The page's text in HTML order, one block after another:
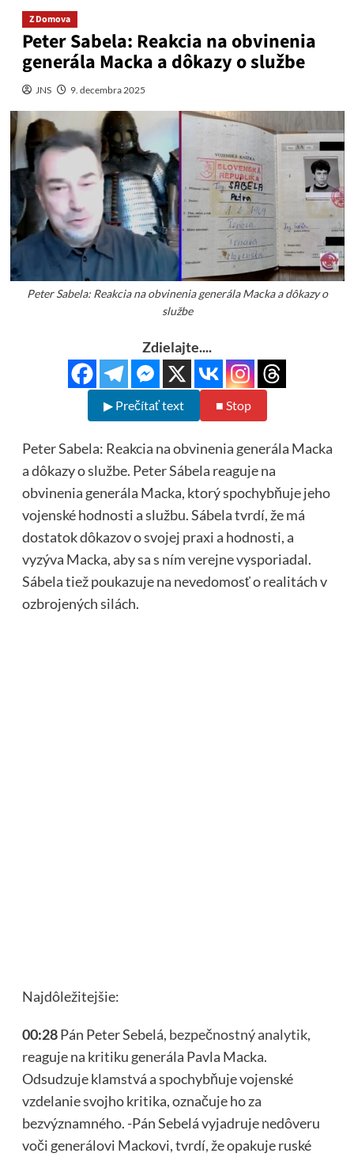
Z Domova
Peter Sabela: Reakcia na obvinenia
generála Macka a dôkazy o službe
JNS 9. decembra 2025
Peter Sabela: Reakcia na obvinenia generála Macka a dôkazy o
službe
Zdielajte....
▶ Prečítať text ■ Stop
Peter Sabela: Reakcia na obvinenia generála Macka
a dôkazy o službe. Peter Sábela reaguje na
obvinenia generála Macka, ktorý spochybňuje jeho
vojenské hodnosti a službu. Sábela tvrdí, že má
dostatok dôkazov o svojej praxi a hodnosti, a
vyzýva Macka, aby sa s ním verejne vysporiadal.
Sábela tiež poukazuje na nevedomosť o realitách v
ozbrojených silách.
Najdôležitejšie:
00:28Pán Peter Sebelá, bezpečnostný analytik,
reaguje na kritiku generála Pavla Macka.
Odsudzuje klamstvá a spochybňuje vojenské
vzdelanie svojho kritika, označuje ho za
bezvýznamného. -Pán Sebelá vyjadruje nedôveru
voči generálovi Mackovi, tvrdí, že opakuje ruské